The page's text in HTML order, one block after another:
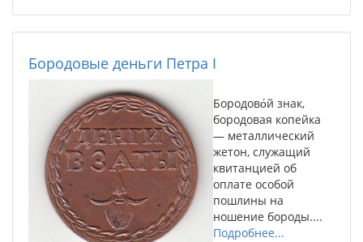
Бородовые деньги Петра I
Бородово́й знак,
бородовая копейка
— металлический
жетон, служащий
квитанцией об
оплате особой
пошлины на
ношение бороды....
Подробнее...